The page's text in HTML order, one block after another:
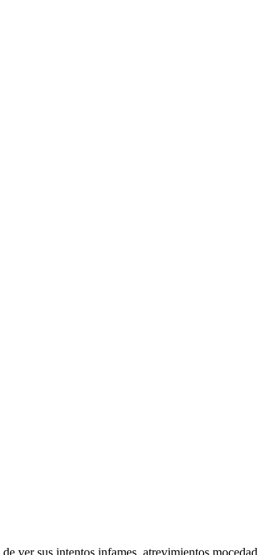
ver sus intentos infames, atrevimientos mocedad